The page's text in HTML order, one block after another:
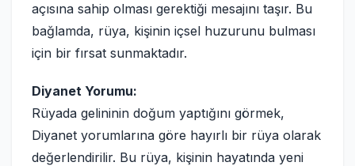
açısına sahip olması gerektiği mesajını taşır. Bu
bağlamda, rüya, kişinin içsel huzurunu bulması
için bir fırsat sunmaktadır.
Diyanet Yorumu:
Rüyada gelininin doğum yaptığını görmek,
Diyanet yorumlarına göre hayırlı bir rüya olarak
değerlendirilir. Bu rüya, kişinin hayatında yeni